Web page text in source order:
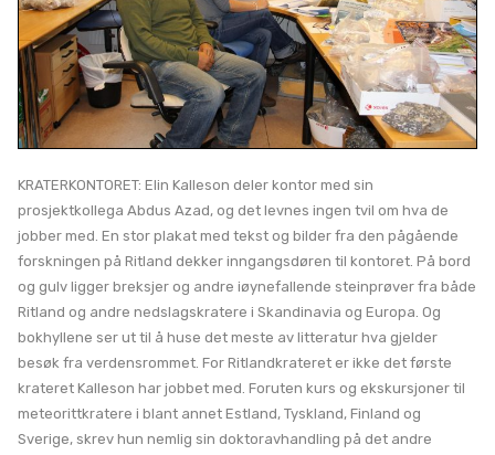
KRATERKONTORET: Elin Kalleson deler kontor med sin
prosjektkollega Abdus Azad, og det levnes ingen tvil om hva de
jobber med. En stor plakat med tekst og bilder fra den pågående
forskningen på Ritland dekker inngangsdøren til kontoret. På bord
og gulv ligger breksjer og andre iøynefallende steinprøver fra både
Ritland og andre nedslagskratere i Skandinavia og Europa. Og
bokhyllene ser ut til å huse det meste av litteratur hva gjelder
besøk fra verdensrommet. For Ritlandkrateret er ikke det første
krateret Kalleson har jobbet med. Foruten kurs og ekskursjoner til
meteorittkratere i blant annet Estland, Tyskland, Finland og
Sverige, skrev hun nemlig sin doktoravhandling på det andre